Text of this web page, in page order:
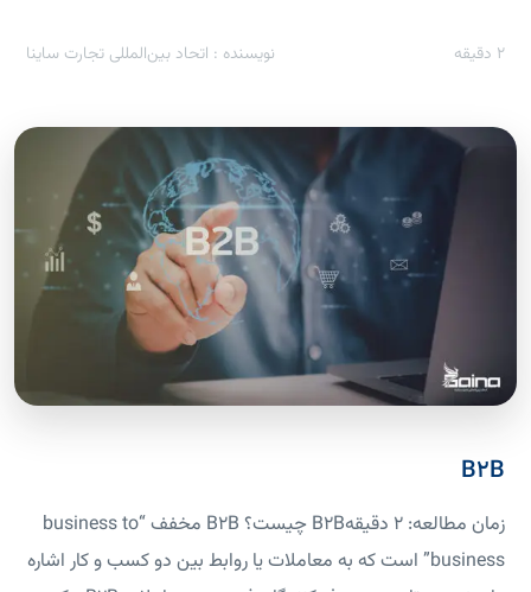
2 دقیقه نویسنده : اتحاد بین‌المللی تجارت ساینا
B۲B
زمان مطالعه: 2 دقیقهB2B چیست؟ B2B مخفف “business to
business” است که به معاملات یا روابط بین دو کسب و کار اشاره